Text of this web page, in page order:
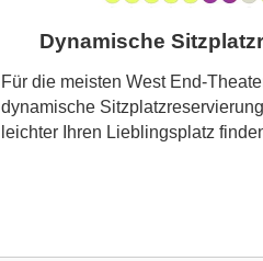
Dynamische
Für die meisten West End-
dynamische
leichter Ihren Lieblingsplatz